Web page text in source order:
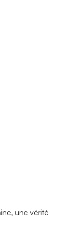
une vérité